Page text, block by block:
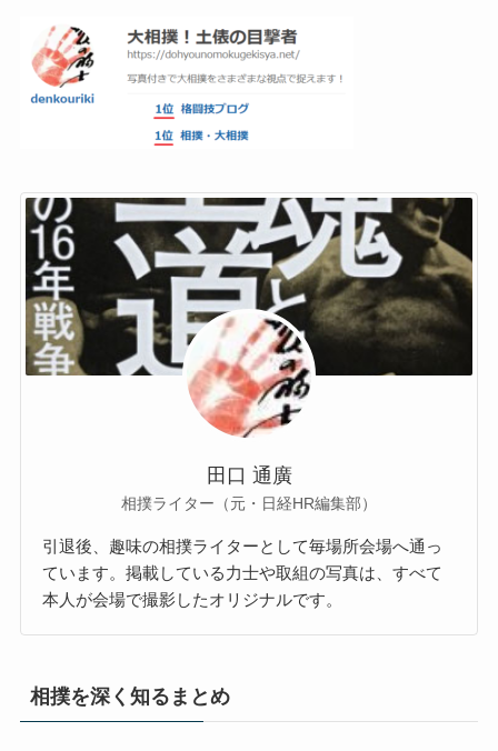
田口 通廣
相撲ライター（元・日経HR編集部）
引退後、趣味の相撲ライターとして毎場所会場へ通っ
ています。掲載している力士や取組の写真は、すべて
本人が会場で撮影したオリジナルです。
相撲を深く知るまとめ